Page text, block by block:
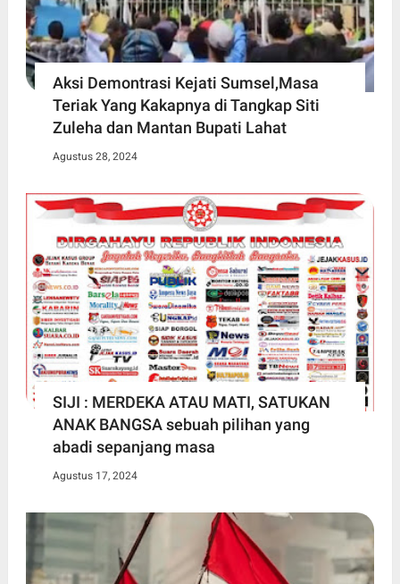
Aksi Demontrasi Kejati Sumsel,Masa
Teriak Yang Kakapnya di Tangkap Siti
Zuleha dan Mantan Bupati Lahat
Agustus 28, 2024
SIJI : MERDEKA ATAU MATI, SATUKAN
ANAK BANGSA sebuah pilihan yang
abadi sepanjang masa
Agustus 17, 2024